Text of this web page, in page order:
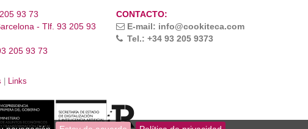
93 73
- Tlf. 93 205 93
205 93 73
CONTACTO:
E-mail: info@cookiteca.com
Tel.: +34 93 205 9373
Links